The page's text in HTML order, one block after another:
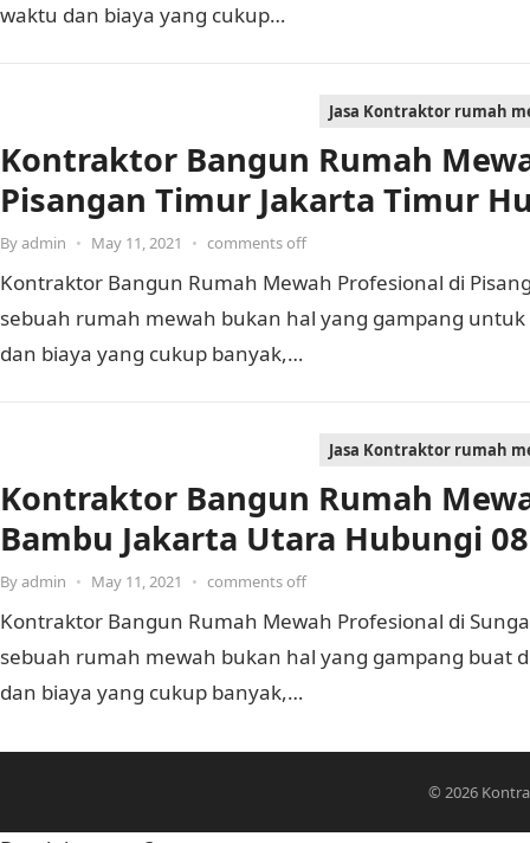
waktu dan biaya yang cukup…
Jasa Kontraktor rumah
Kontraktor Bangun Rumah
Pisangan Timur Jakarta Timur
Byadmin • May 11, 2021 • comments off
Kontraktor Bangun Rumah Mewah Profesional di
sebuah rumah mewah bukan hal yang gampang
dan biaya yang cukup banyak,…
Jasa Kontraktor rumah
Kontraktor Bangun Rumah
Bambu Jakarta Utara Hubungi
Byadmin • May 11, 2021 • comments off
Kontraktor Bangun Rumah Mewah Profesional di
sebuah rumah mewah bukan hal yang gampang buat
dan biaya yang cukup banyak,…
© 2026